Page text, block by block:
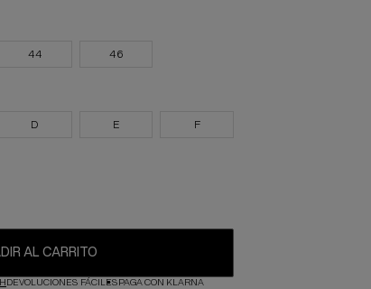
44 46
D E F
AL CARRITO
DEVOLUCIONES FÁCILESPAGA CON KLARNA